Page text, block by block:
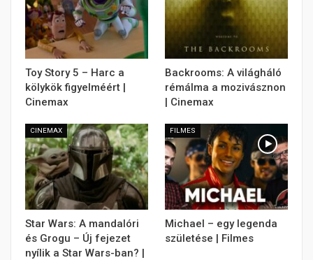
Toy Story 5 – Harc a
kölykök figyelméért |
Cinemax
Backrooms: A világháló
rémálma a mozivásznon
| Cinemax
CINEMAX
Star Wars: A mandalóri
és Grogu – Új fejezet
nyílik a Star Wars-ban? |
FILMES
Michael – egy legenda
születése | Filmes